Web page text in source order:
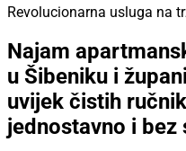
Revolucionarna usluga na
Najam
u Šibeniku i
uvijek čistih
jednostavno i bez